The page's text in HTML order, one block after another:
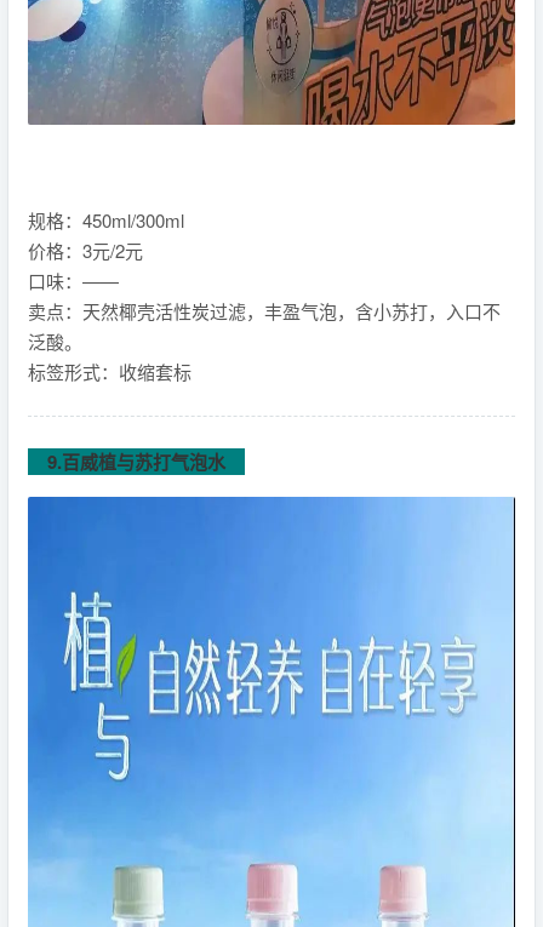
规格：450ml/300ml
价格：3元/2元
口味：——
卖点：天然椰壳活性炭过滤，丰盈气泡，含小苏打，入口不
泛酸。
标签形式：收缩套标
9.百威植与苏打气泡水